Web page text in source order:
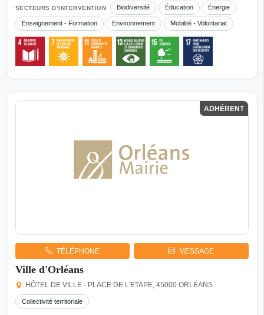
SECTEURS D’INTERVENTION Biodiversité Éducation Énergie
Enseignement - Formation Environnement Mobilité - Volontariat
ADHÉRENT
TÉLÉPHONE MESSAGE
Ville d'Orléans
HÔTEL DE VILLE - PLACE DE L'ETAPE, 45000 ORLÉANS
Collectivité territoriale